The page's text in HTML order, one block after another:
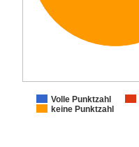
Volle Punktzahl
keine Punktzahl